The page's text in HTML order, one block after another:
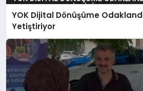
YOK Dijital Dönüşüme
Yetiştiriyor